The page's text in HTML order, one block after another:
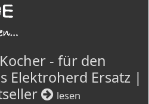
- für den
Elektroherd Ersatz |
lesen